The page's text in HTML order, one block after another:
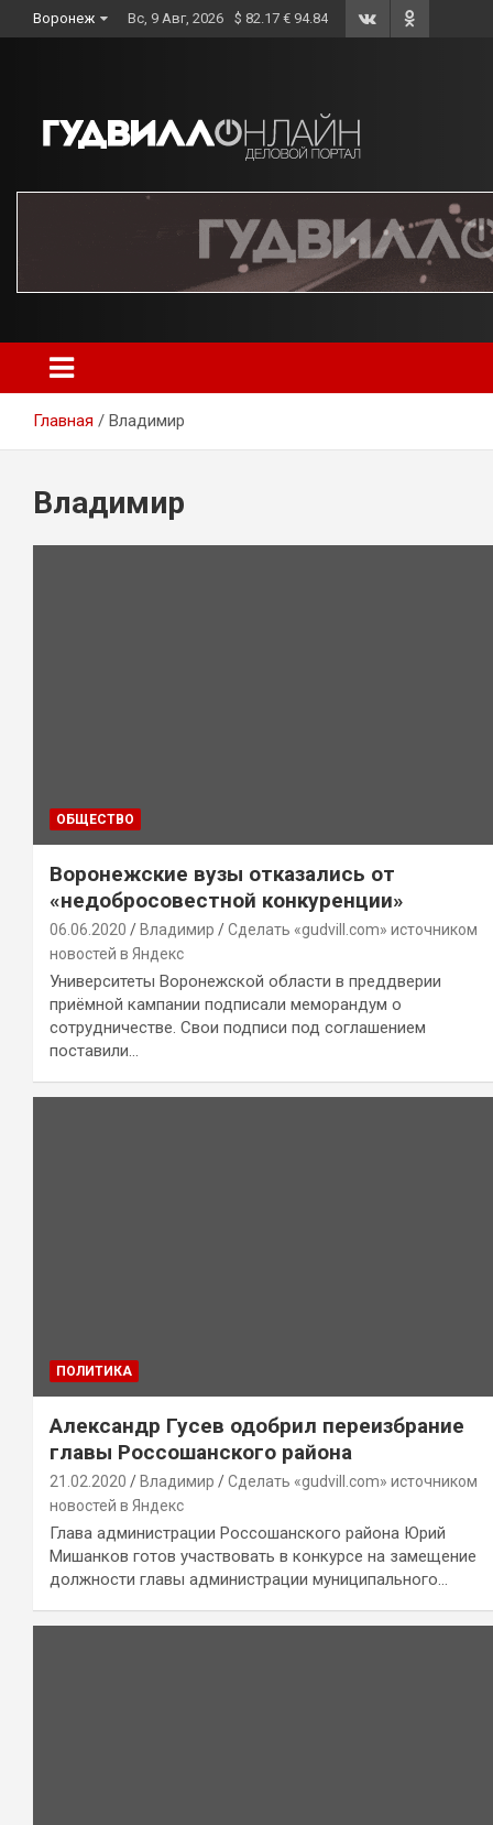
to
Воронеж Вс, 9 Авг, 2026 $ 82.17 € 94.84
Главная Владимир
Владимир
ОБЩЕСТВО
Воронежские вузы отказались от
«недобросовестной конкуренции»
06.06.2020 Владимир
Сделать «gudvill.com» источником
новостей в Яндекс
Университеты Воронежской области в преддверии
приёмной кампании подписали меморандум о
сотрудничестве. Свои подписи под соглашением
поставили…
ПОЛИТИКА
Александр Гусев одобрил переизбрание
главы Россошанского района
21.02.2020 Владимир
Сделать «gudvill.com» источником
новостей в Яндекс
Глава администрации Россошанского района Юрий
Мишанков готов участвовать в конкурсе на замещение
должности главы администрации муниципального…